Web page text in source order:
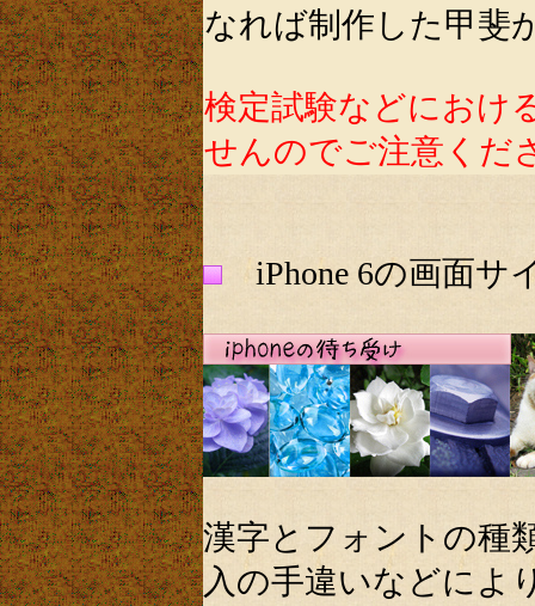
なれば制作した甲斐
検定試験などにおけ
せんのでご注意くだ
iPhone 6の画面サ
漢字とフォントの種
入の手違いなどによ